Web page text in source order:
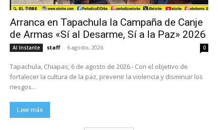
Arranca en Tapachula la Campaña de Canje
de Armas «Sí al Desarme, Sí a la Paz» 2026
Al Instante staff - 6 agosto, 2026 0
Tapachula, Chiapas; 6 de agosto de 2026.- Con el objetivo de
fortalecer la cultura de la paz, prevenir la violencia y disminuir los
riesgos...
Leer más